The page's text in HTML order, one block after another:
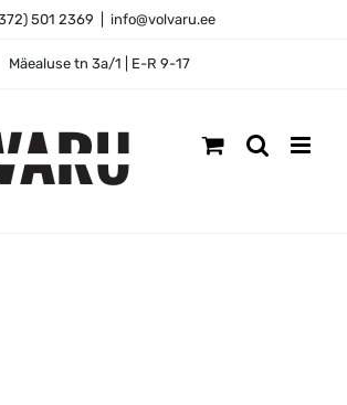
501 2369 info@volvaru.ee
Mäealuse tn 3a/1 | E-R 9-17